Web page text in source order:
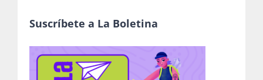
Suscríbete a La Boletina